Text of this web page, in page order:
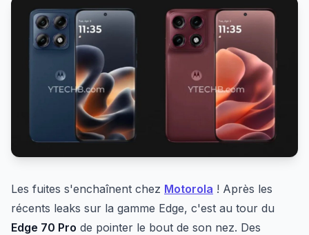
Les fuites s'enchaînent chez Motorola ! Après les
récents leaks sur la gamme Edge, c'est au tour du
Edge 70 Pro de pointer le bout de son nez. Des